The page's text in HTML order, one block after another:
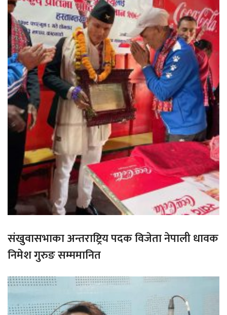
संखुवासभाका अन्तराष्ट्रिय पदक विजेता नेपाली धावक
निमेश गुरुङ सम्ममानित